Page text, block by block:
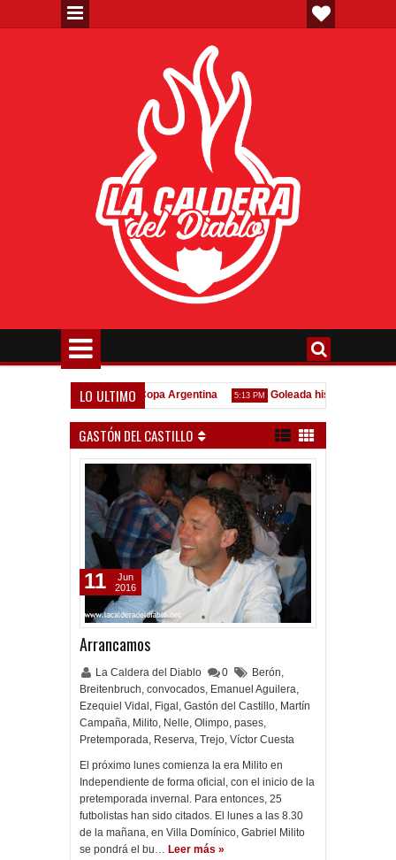
LO ULTIMO
confirmado en la Copa Argentina 5:13 PM
Goleada histórica de la
GASTÓN DEL CASTILLO
Arrancamos
La Caldera del Diablo 0 Berón,
Breitenbruch, convocados, Emanuel Aguilera,
Ezequiel Vidal , Figal , Gastón del Castillo, Martín
Campaña, Milito, Nelle, Olimpo, pases,
Pretemporada, Reserva, Trejo, Víctor Cuesta
El próximo lunes comienza la era Milito en
Independiente de forma oficial, con el inicio de la
pretemporada invernal. Para entonces, 25
futbolistas han sido citados. El lunes a las 8.30
de la mañana, en Villa Domínico, Gabriel Milito
se pondrá el bu… Leer más »
11
Jun
2016